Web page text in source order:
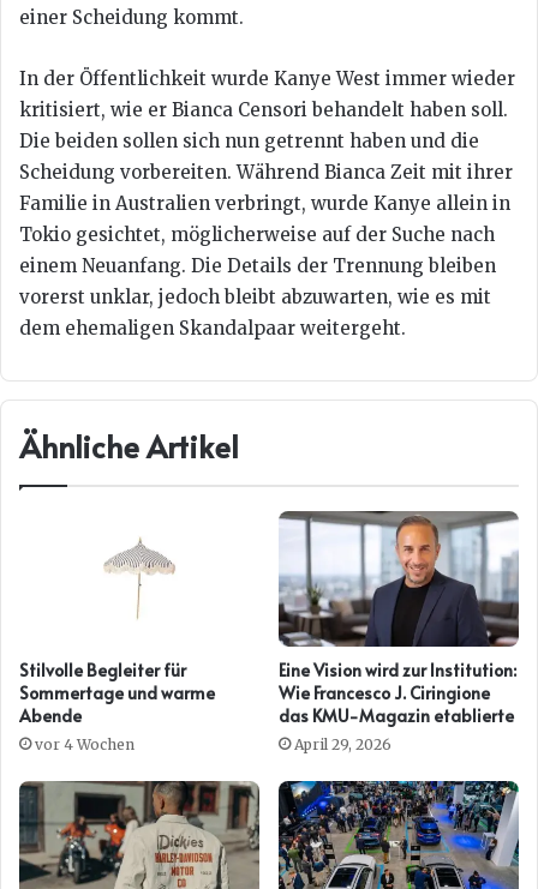
einer Scheidung kommt.
In der Öffentlichkeit wurde Kanye West immer wieder
kritisiert, wie er Bianca Censori behandelt haben soll.
Die beiden sollen sich nun getrennt haben und die
Scheidung vorbereiten. Während Bianca Zeit mit ihrer
Familie in Australien verbringt, wurde Kanye allein in
Tokio gesichtet, möglicherweise auf der Suche nach
einem Neuanfang. Die Details der Trennung bleiben
vorerst unklar, jedoch bleibt abzuwarten, wie es mit
dem ehemaligen Skandalpaar weitergeht.
Ähnliche Artikel
Stilvolle Begleiter für
Sommertage und warme
Abende
vor 4 Wochen
Eine Vision wird zur Institution:
Wie Francesco J. Ciringione
das KMU-Magazin etablierte
April 29, 2026